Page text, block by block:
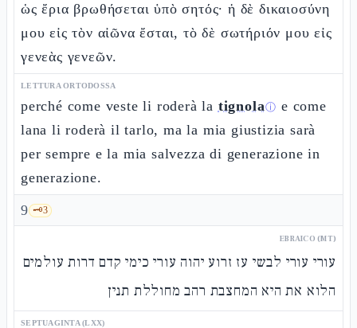
ὡς ἔρια βρωθήσεται ὑπὸ σητός· ἡ δὲ δικαιοσύνη
μου εἰς τὸν αἰῶνα ἔσται, τὸ δὲ σωτήριόν μου εἰς
γενεὰς γενεῶν.
LETTURA ORTODOSSA
perché come veste li roderà la tignolaⓘ e come
lana li roderà il tarlo, ma la mia giustizia sarà
per sempre e la mia salvezza di generazione in
generazione.
9 🗝️3
EBRAICO (MT)
עורי עורי לבשי עז זרוע יהוה עורי כימי קדם דרות עולמים
הלוא את היא המחצבת רהב מחוללת תנין
SEPTUAGINTA (LXX)